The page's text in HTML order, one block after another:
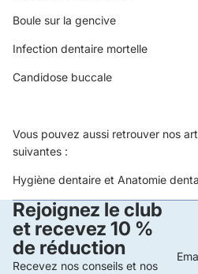
Boule sur la gencive
Infection dentaire mortelle
Candidose buccale
Vous pouvez aussi retrouver nos
suivantes :
Hygiène dentaire et Anatomie
Rejoignez le club
et recevez 10 %
de réduction
Recevez nos conseils et nos